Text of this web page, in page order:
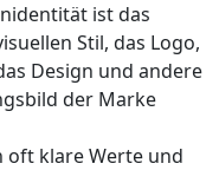
ist das
Stil, das Logo,
Design und andere
der Marke
oft klare Werte und